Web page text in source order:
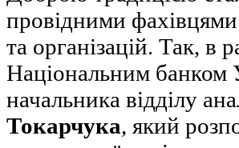
провідними
та організацій. Так, в
Національним банком
начальника відділу
Токарчука, який